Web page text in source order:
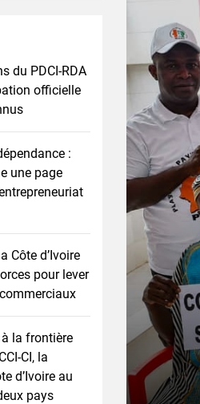
du PDCI-RDA
officielle
:
une page
Côte d’Ivoire
pour lever
la frontière
CI, la
d’Ivoire au
pays